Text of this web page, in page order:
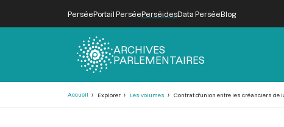
PerséePortail PerséePerséidesData PerséeBlog
ARCHIVES
PARLEMENTAIRES
Accueil Explorer Les volumes Contrat d'union entre les créanciers de